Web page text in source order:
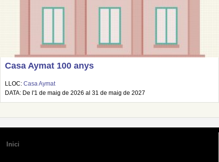
Casa Aymat 100 anys
LLOC: Casa Aymat
DATA: De l'1 de maig de 2026 al 31 de maig de 2027
Inici